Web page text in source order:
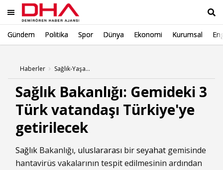
Gündem Politika Spor Dünya Ekonomi Kurumsal
Haberler Sağlık-Yaşam Haberleri
Sağlık Bakanlığı: Gemideki 3
Türk vatandaşı Türkiye'ye
getirilecek
Sağlık Bakanlığı, uluslararası birseyahat gemisinde
hantavirüs vakalarının tespit edilmesinin ardından